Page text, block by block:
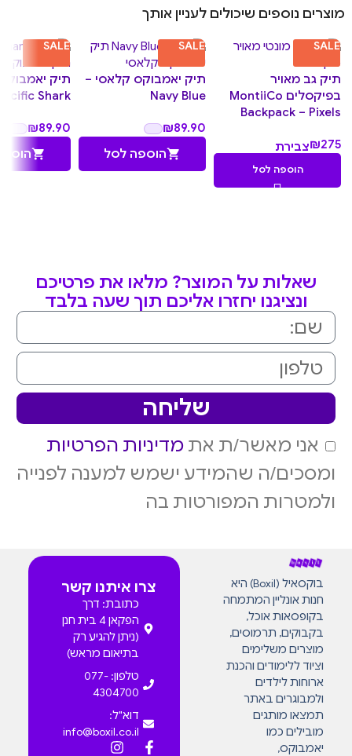
מוצרים נוספים שיכולים לעניין אותך
SALE
תיק גב מאויר
בפיקסלים MontiiCo
Backpack – Pixels
₪275
צבירת
הוספה לסל
SALE
תיק יאמבוקס קלאסי –
Navy Blue
₪89.90
הוספה לסל
SALE
תיק
Shark
₪89.90
שאלות על המוצר? מלאו את פרטיכם
ונציגנו יחזרו אליכם תוך שעה בלבד
אני מאשר/ת את מדיניות הפרטיות
ומסכים/ה שהמידע ישמש למענה לפנייה
ולמטרות המפורטות בה
שליחה
בוקסאיל (Boxil) היא
חנות אונליין המתמחה
בקופסאות אוכל,
בקבוקים, תרמוסים,
מוצרים משלימים
וציוד ללימודים והכנת
ארוחות לילדים
ולמבוגרים באתר
תמצאו מותגים
מובילים כמו
יאמבוקס,
צרו איתנו קשר
כתובת: דרך
הפקאן 4 בית חנן
(ניתן להגיע רק
בתיאום מראש)
טלפון: 077-
4304700
דוא"ל:
info@boxil.co.il